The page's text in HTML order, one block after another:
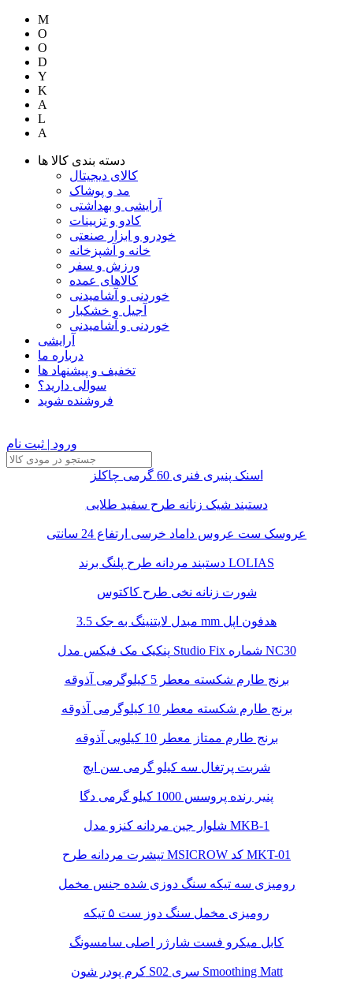
M
O
O
D
Y
K
A
L
A
دسته بندی کالا ها
کالای دیجیتال
مد و پوشاک
آرایشی و بهداشتی
کادو و تزیینات
خودرو و ابزار صنعتی
خانه و آشپزخانه
ورزش و سفر
کالاهای عمده
خوردنی و آشامیدنی
آجیل و خشکبار
خوردنی و آشامیدنی
آرایشی
درباره ما
تخفیف و پیشنهاد ها
سوالی دارید؟
فروشنده شوید
ورود | ثبت نام
اسنک پنیری فنری 60 گرمی چاکلز
دستبند شیک زنانه طرح سفید طلایی
عروسک ست عروس داماد خرسی ارتفاع 24 سانتی
دستبند مردانه طرح پلنگ برند LOLIAS
شورت زنانه نخی طرح کاکتوس
مبدل لایتنینگ به جک 3.5 mm هدفون اپل
پنکیک مک فیکس مدل Studio Fix شماره NC30
برنج طارم شکسته معطر 5 کیلوگرمی آذوقه
برنج طارم شکسته معطر 10 کیلوگرمی آذوقه
برنج طارم ممتاز معطر 10 کیلویی آذوقه
شربت پرتغال سه کیلو گرمی سن ایچ
پنیر رنده پروسس 1000 کیلو گرمی دگا
شلوار جین مردانه کنزو مدل MKB-1
تیشرت مردانه طرح MSICROW کد MKT-01
رومیزی سه تیکه سنگ دوزی شده جنس مخمل
رومیزی مخمل سنگ دوز ست ۵ تیکه
کابل میکرو فست شارژر اصلی سامسونگ
کرم پودر شون S02 سری Smoothing Matt